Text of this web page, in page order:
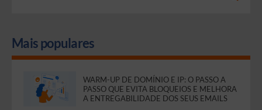
Mais populares
WARM-UP DE DOMÍNIO E IP: O PASSO A
PASSO QUE EVITA BLOQUEIOS E MELHORA
A ENTREGABILIDADE DOS SEUS EMAILS